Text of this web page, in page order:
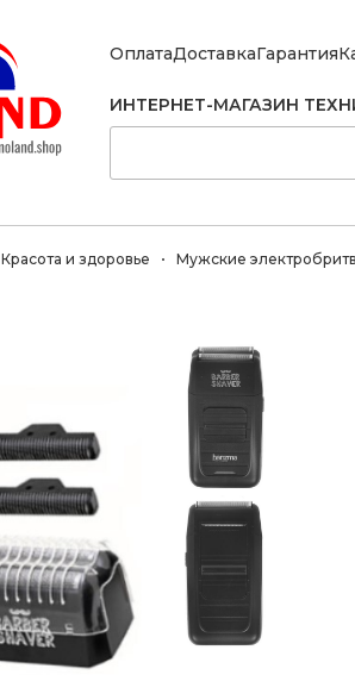
ОплатаДоставкаГарантия
ИНТЕРНЕТ-МАГАЗИН
Красота и здоровье Мужские